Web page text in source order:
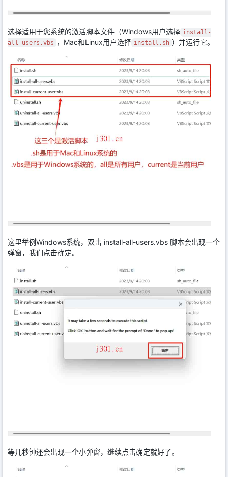
选择适用于您系统的激活脚本文件（Windows用户选择 install-
all-users.vbs ，Mac和Linux用户选择 install.sh ）并运行它。
这里举例Windows系统，双击 install-all-users.vbs 脚本会出现一个
弹窗，我们点击确定。
等几秒钟还会出现一个小弹窗，继续点击确定就好了。